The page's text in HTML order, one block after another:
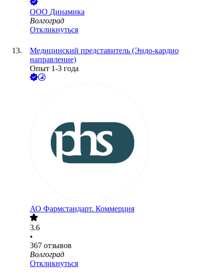
ООО Динамика
Волгоград
Откликнуться
Медицинский представитель (Эндо-кардио
направление)
Опыт 1-3 года
АО Фармстандарт. Коммерция
3.6
•
367 отзывов
Волгоград
Откликнуться